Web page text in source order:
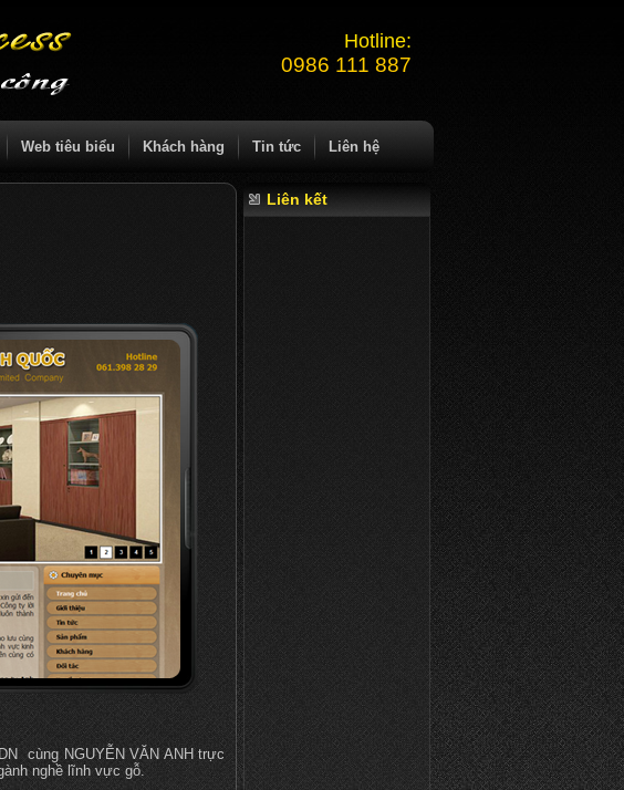
Hotline:
0986 111 887
Web tiêu biểu Khách hàng Tin tức Liên hệ
cùng NGUYỄN VĂN ANH trực
nghề lĩnh vực gỗ.
Liên kết